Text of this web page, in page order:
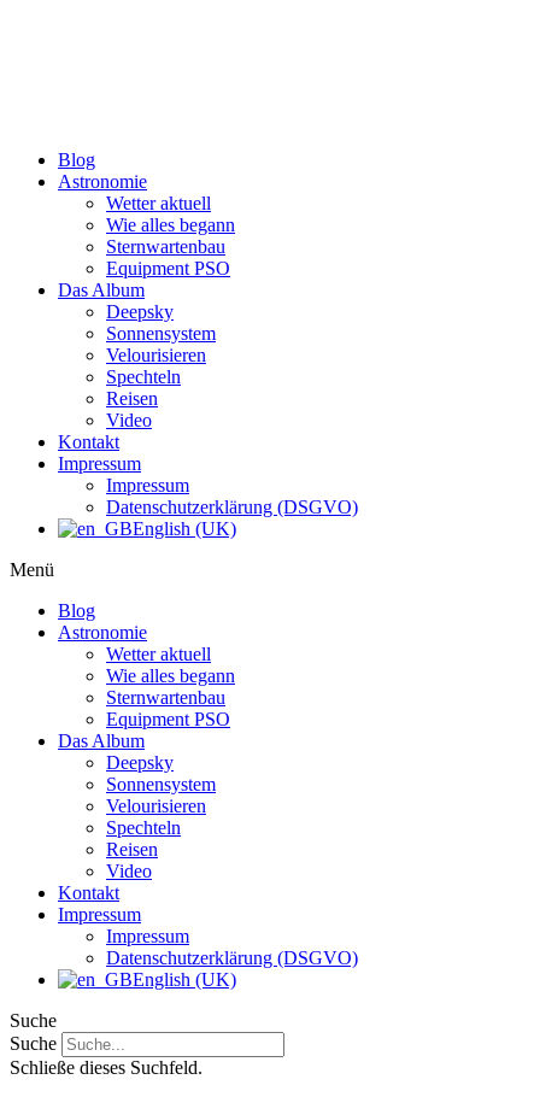
Blog
Astronomie
Wetter aktuell
Wie alles begann
Sternwartenbau
Equipment PSO
Das Album
Deepsky
Sonnensystem
Velourisieren
Spechteln
Reisen
Video
Kontakt
Impressum
Impressum
Datenschutzerklärung (DSGVO)
English (UK)
Menü
Blog
Astronomie
Wetter aktuell
Wie alles begann
Sternwartenbau
Equipment PSO
Das Album
Deepsky
Sonnensystem
Velourisieren
Spechteln
Reisen
Video
Kontakt
Impressum
Impressum
Datenschutzerklärung (DSGVO)
English (UK)
Suche
Suche
Schließe dieses Suchfeld.